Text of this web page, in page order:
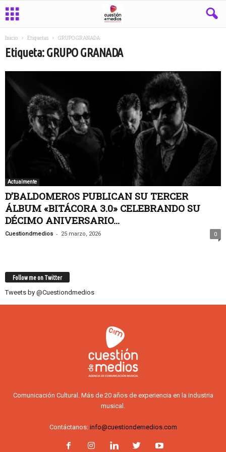
Inicio Etiquetas GRUPO GRANADA
Etiqueta: GRUPO GRANADA
Actualmente
D’BALDOMEROS PUBLICAN SU TERCER
ÁLBUM «BITÁCORA 3.0» CELEBRANDO SU
DÉCIMO ANIVERSARIO...
Cuestiondmedios - 25 marzo, 2026 0
Follow me on Twitter
Tweets by @Cuestiondmedios
Comunicación Cultural. Más de 20 años de experiencia en la industria
musical.
Contáctanos: info@cuestiondemedios.com